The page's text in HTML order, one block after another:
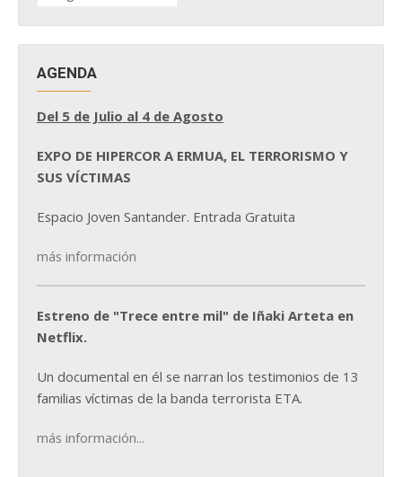
AGENDA
Del 5 de Julio al 4 de Agosto
EXPO DE HIPERCOR A ERMUA, EL TERRORISMO Y
SUS VÍCTIMAS
Espacio Joven Santander. Entrada Gratuita
más información
Estreno de "Trece entre mil" de Iñaki Arteta en
Netflix.
Un documental en él se narran los testimonios de 13
familias víctimas de la banda terrorista ETA.
más información...